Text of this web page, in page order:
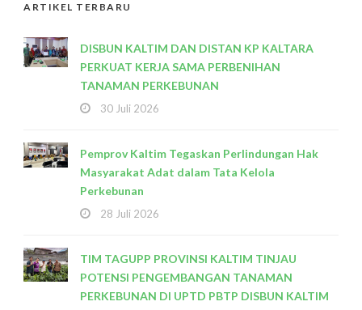
ARTIKEL TERBARU
DISBUN KALTIM DAN DISTAN KP KALTARA
PERKUAT KERJA SAMA PERBENIHAN
TANAMAN PERKEBUNAN
30 Juli 2026
Pemprov Kaltim Tegaskan Perlindungan Hak
Masyarakat Adat dalam Tata Kelola
Perkebunan
28 Juli 2026
TIM TAGUPP PROVINSI KALTIM TINJAU
POTENSI PENGEMBANGAN TANAMAN
PERKEBUNAN DI UPTD PBTP DISBUN KALTIM